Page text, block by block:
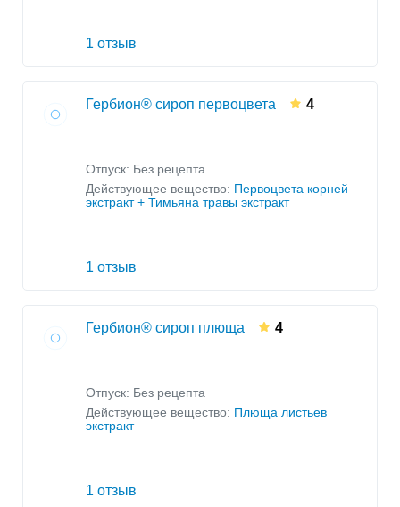
1 отзыв
Гербион® сироп первоцвета 4
Отпуск: Без рецепта
Действующее вещество: Первоцвета корней
экстракт + Тимьяна травы экстракт
1 отзыв
Гербион® сироп плюща 4
Отпуск: Без рецепта
Действующее вещество: Плюща листьев
экстракт
1 отзыв